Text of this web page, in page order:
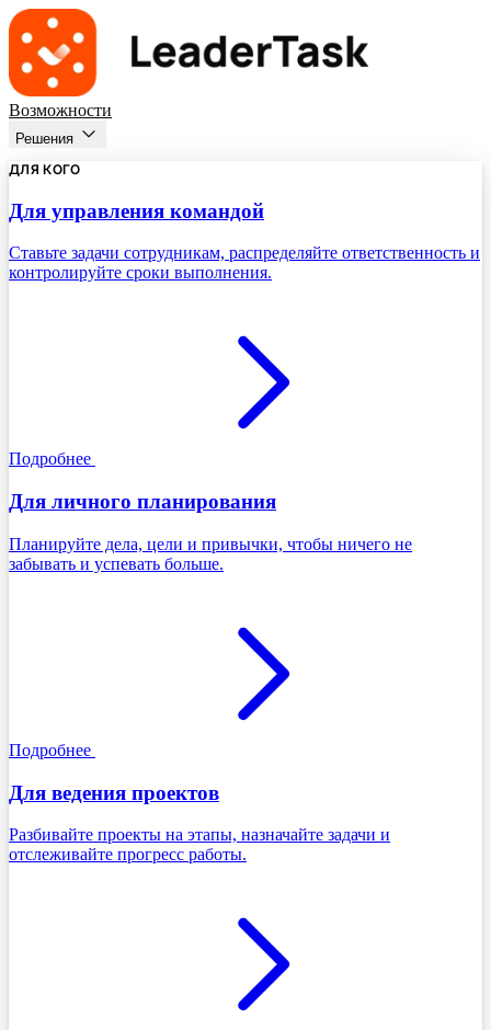
Возможности
Решения
ДЛЯ КОГО
Для управления командой
Ставьте задачи сотрудникам, распределяйте ответственность и
контролируйте сроки выполнения.
Подробнее
Для личного планирования
Планируйте дела, цели и привычки, чтобы ничего не
забывать и успевать больше.
Подробнее
Для ведения проектов
Разбивайте проекты на этапы, назначайте задачи и
отслеживайте прогресс работы.